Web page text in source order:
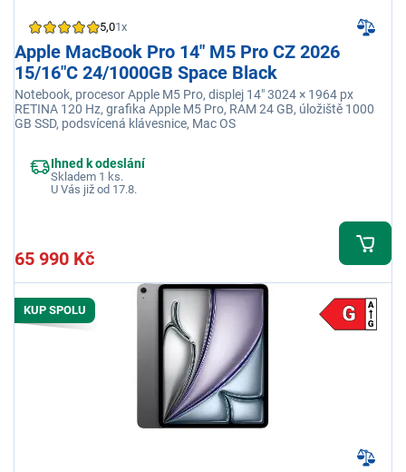
5,01x
Apple MacBook Pro 14" M5 Pro CZ 2026
15/16"C 24/1000GB Space Black
Notebook, procesor Apple M5 Pro, displej 14" 3024 × 1964 px
RETINA 120 Hz, grafika Apple M5 Pro, RAM 24 GB, úložiště 1000
GB SSD, podsvícená klávesnice, Mac OS
Ihned k odeslání
Skladem 1 ks.
U Vás již od 17.8.
65 990 Kč
KUP SPOLU